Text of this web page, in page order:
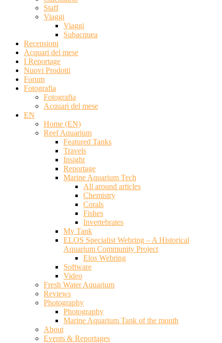
Staff
Viaggi
Viaggi
Subacquea
Recensioni
Acquari del mese
I Reportage
Nuovi Prodotti
Forum
Fotografia
Fotografia
Acquari del mese
EN
Home (EN)
Reef Aquarium
Featured Tanks
Travels
Insight
Reportage
Marine Aquarium Tech
All around articles
Chemistry
Corals
Fishes
Invertebrates
My Tank
ELOS Specialist Webring – A Historical
Aquarium Community Project
Elos Webring
Software
Video
Fresh Water Aquarium
Reviews
Photography
Photography
Marine Aquarium Tank of the month
About
Events & Reportages